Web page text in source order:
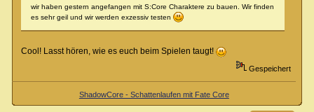
wir haben gestern angefangen mit S:Core Charaktere zu bauen. Wir finden
es sehr geil und wir werden exzessiv testen
Cool! Lasst hören, wie es euch beim Spielen taugt!
Gespeichert
ShadowCore - Schattenlaufen mit Fate Core